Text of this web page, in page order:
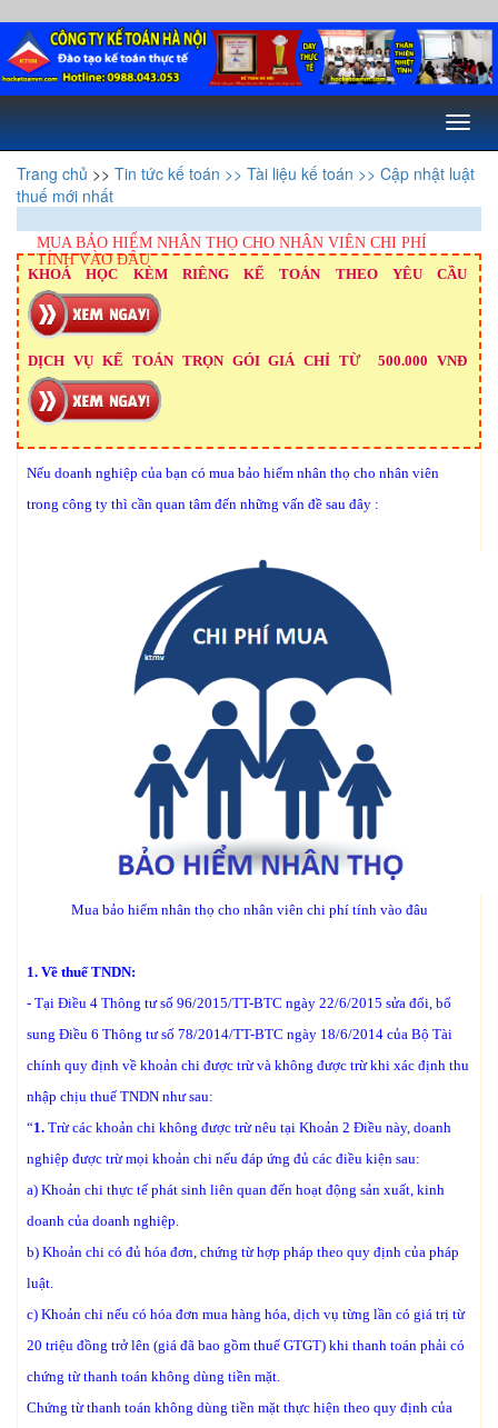
Toggle
Trang chủ >> Tin tức kế toán >> Tài liệu kế toán >> Cập nhật luật
thuế mới nhất
MUA BẢO HIỂM NHÂN THỌ CHO NHÂN VIÊN CHI PHÍ
TÍNH VÀO ĐÂU
KHOÁ HỌC KÈM RIÊNG KẾ TOÁN THEO YÊU CẦU
DỊCH VỤ KẾ TOÁN TRỌN GÓI GIÁ CHỈ TỪ 500.000 VNĐ
Nếu doanh nghiệp của bạn có mua bảo hiểm nhân thọ cho nhân viên
trong công ty thì cần quan tâm đến những vấn đề sau đây :
Mua bảo hiểm nhân thọ cho nhân viên chi phí tính vào đâu
1. Về thuế TNDN:
- Tại Điều 4 Thông tư số 96/2015/TT-BTC ngày 22/6/2015 sửa đổi, bổ
sung Điều 6 Thông tư số 78/2014/TT-BTC ngày 18/6/2014 của Bộ Tài
chính quy định về khoản chi được trừ và không được trừ khi xác định thu
nhập chịu thuế TNDN như sau:
“1. Trừ các khoản chi không được trừ nêu tại Khoản 2 Điều này, doanh
nghiệp được trừ mọi khoản chi nếu đáp ứng đủ các điều kiện sau:
a) Khoản chi thực tế phát sinh liên quan đến hoạt động sản xuất, kinh
doanh của doanh nghiệp.
b) Khoản chi có đủ hóa đơn, chứng từ hợp pháp theo quy định của pháp
luật.
c) Khoản chi nếu có hóa đơn mua hàng hóa, dịch vụ từng lần có giá trị từ
20 triệu đồng trở lên (giá đã bao gồm thuế GTGT) khi thanh toán phải có
chứng từ thanh toán không dùng tiền mặt.
Chứng từ thanh toán không dùng tiền mặt thực hiện theo quy định của